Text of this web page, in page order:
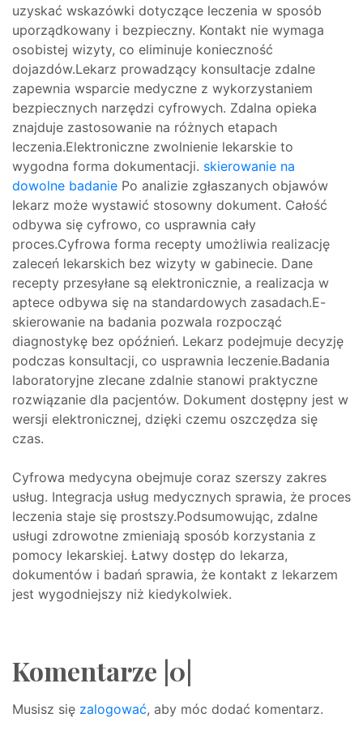
uzyskać wskazówki dotyczące leczenia w sposób
uporządkowany i bezpieczny. Kontakt nie wymaga
osobistej wizyty, co eliminuje konieczność
dojazdów.Lekarz prowadzący konsultacje zdalne
zapewnia wsparcie medyczne z wykorzystaniem
bezpiecznych narzędzi cyfrowych. Zdalna opieka
znajduje zastosowanie na różnych etapach
leczenia.Elektroniczne zwolnienie lekarskie to
wygodna forma dokumentacji. skierowanie na
dowolne badanie Po analizie zgłaszanych objawów
lekarz może wystawić stosowny dokument. Całość
odbywa się cyfrowo, co usprawnia cały
proces.Cyfrowa forma recepty umożliwia realizację
zaleceń lekarskich bez wizyty w gabinecie. Dane
recepty przesyłane są elektronicznie, a realizacja w
aptece odbywa się na standardowych zasadach.E-
skierowanie na badania pozwala rozpocząć
diagnostykę bez opóźnień. Lekarz podejmuje decyzję
podczas konsultacji, co usprawnia leczenie.Badania
laboratoryjne zlecane zdalnie stanowi praktyczne
rozwiązanie dla pacjentów. Dokument dostępny jest w
wersji elektronicznej, dzięki czemu oszczędza się
czas.
Cyfrowa medycyna obejmuje coraz szerszy zakres
usług. Integracja usług medycznych sprawia, że proces
leczenia staje się prostszy.Podsumowując, zdalne
usługi zdrowotne zmieniają sposób korzystania z
pomocy lekarskiej. Łatwy dostęp do lekarza,
dokumentów i badań sprawia, że kontakt z lekarzem
jest wygodniejszy niż kiedykolwiek.
Komentarze |0|
Musisz się zalogować, aby móc dodać komentarz.